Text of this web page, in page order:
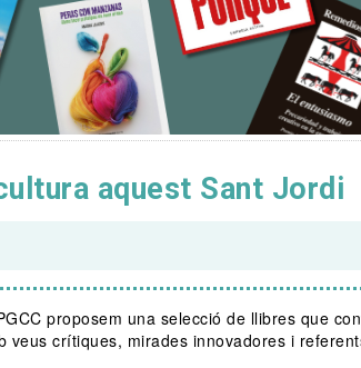
aquest Sant Jordi
proposem una selecció de llibres que
crítiques, mirades innovadores i